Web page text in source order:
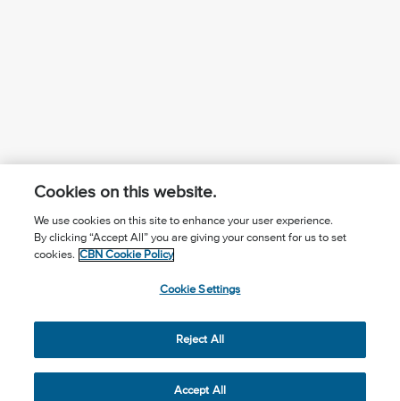
¿Conoces a Jesús?
Suscríbase al boletín
Seguir Mundo Cristiano
Terms of Use
Cookie Settings
© 2026 The Christian Broadcasting Network, Inc., A nonprofit
Cookies on this website.
We use cookies on this site to enhance your user experience.
By clicking “Accept All” you are giving your consent for us to set
cookies. CBN Cookie Policy
Cookie Settings
Reject All
Accept All